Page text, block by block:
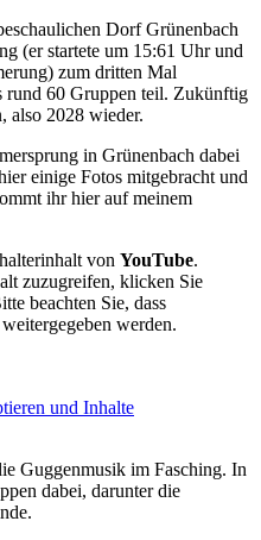
Dorf Grünenbach
(er startete um 15:61 Uhr und
zum dritten Mal
rund 60 Gruppen teil. Zukünftig
also 2028 wieder.
in Grünenbach dabei
einige Fotos mitgebracht und
ihr hier auf meinem
von YouTube.
zuzugreifen, klicken Sie
beachten Sie, dass
werden.
und Inhalte
Guggenmusik im Fasching. In
dabei, darunter die